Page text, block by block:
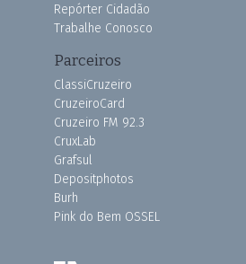
Repórter Cidadão
Trabalhe Conosco
Parceiros
ClassiCruzeiro
CruzeiroCard
Cruzeiro FM 92.3
CruxLab
Grafsul
Depositphotos
Burh
Pink do Bem OSSEL